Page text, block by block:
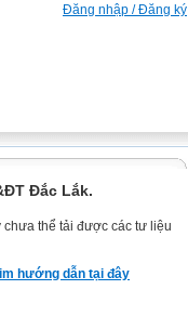
Đăng nhập / Đăng ký
Đắc Lắk.
thể tải được các tư liệu
hướng dẫn tại đây